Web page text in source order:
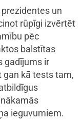
un
rūpīgi izvērtēt
pēc
balstītas
gadījums ir
gan kā tests tam,
ieguvumiem.